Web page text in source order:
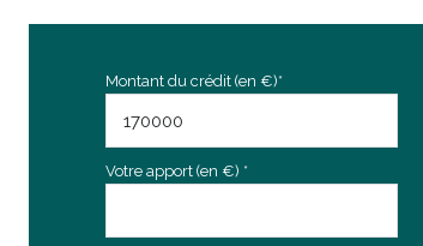
Montant du crédit (en €)*
Votre apport (en €) *